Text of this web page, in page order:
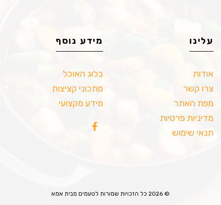
עלינו
אודות
צרו קשר
מפת האתר
מדיניות פרטיות
תנאי שימוש
מידע נוסף
בלוג האוכל
מתכוני קציצות
מידע מקצועי
© 2026 כל הזכויות שמורות לטעמים מבית אמא